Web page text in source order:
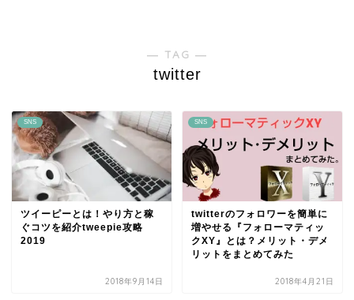
― TAG ―
twitter
SNS
ツイーピーとは！やり方と稼
ぐコツを紹介tweepie攻略
2019
2018年9月14日
SNS
twitterのフォロワーを簡単に
増やせる『フォローマティッ
クXY』とは？メリット・デメ
リットをまとめてみた
2018年4月21日